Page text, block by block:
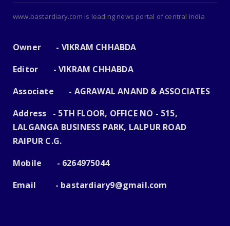
www.bastardiary.com is leading news portal of central india
Owner - VIKRAM CHHABDA
Editor - VIKRAM CHHABDA
Associate - AGRAWAL ANAND & ASSOCIATES
Address - 5TH FLOOR, OFFICE NO - 515,
LALGANGA BUSINESS PARK, LALPUR ROAD
RAIPUR C.G.
Mobile - 6264975044
Email - bastardiary9@gmail.com